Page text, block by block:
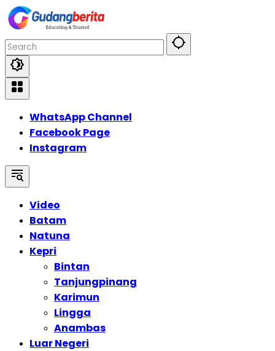
Skip
to
content
WhatsApp Channel
Facebook Page
Instagram
Video
Batam
Natuna
Kepri
Bintan
Tanjungpinang
Karimun
Lingga
Anambas
Luar Negeri